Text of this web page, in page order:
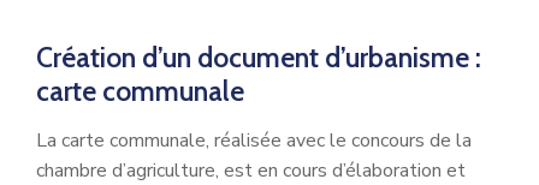
Création d’un document d’urbanisme :
carte communale
La carte communale, réalisée avec le concours de la
chambre d’agriculture, est en cours d’élaboration et